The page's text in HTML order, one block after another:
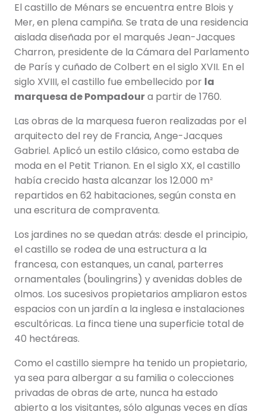
El castillo de Ménars se encuentra entre Blois y
Mer, en plena campiña. Se trata de una residencia
aislada diseñada por el marqués Jean-Jacques
Charron, presidente de la Cámara del Parlamento
de París y cuñado de Colbert en el siglo XVII. En el
siglo XVIII, el castillo fue embellecido por la
marquesa de Pompadoura partir de 1760.
Las obras de la marquesa fueron realizadas por el
arquitecto del rey de Francia, Ange-Jacques
Gabriel. Aplicó un estilo clásico, como estaba de
moda en el Petit Trianon. En el siglo XX, el castillo
había crecido hasta alcanzar los 12.000 m²
repartidos en 62 habitaciones, según consta en
una escritura de compraventa.
Los jardines no se quedan atrás: desde el principio,
el castillo se rodea de una estructura a la
francesa, con estanques, un canal, parterres
ornamentales (boulingrins) y avenidas dobles de
olmos. Los sucesivos propietarios ampliaron estos
espacios con un jardín a la inglesa e instalaciones
escultóricas. La finca tiene una superficie total de
40 hectáreas.
Como el castillo siempre ha tenido un propietario,
ya sea para albergar a su familia o colecciones
privadas de obras de arte, nunca ha estado
abierto a los visitantes, sólo algunas veces en días